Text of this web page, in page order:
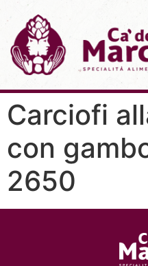
Carciofi
con
2650